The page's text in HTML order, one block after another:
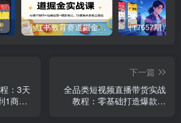
作流自动生成，省时90% 小红书教育赛道掘金实战课：AI课件制作+店铺运营+爆款笔记，打通知识变现全路径
：3天
1商业
下一篇
全品类短视频直播带货实战
教程：零基础打造爆款视